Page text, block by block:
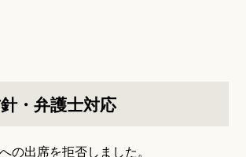
・弁護士対応
の出席を拒否しました。